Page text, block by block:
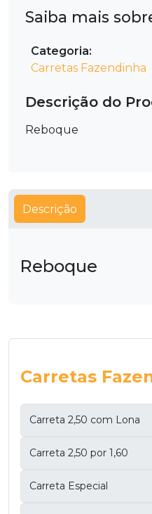
Saiba mais
Categoria:
Carretas Fazendinha
Descrição do
Reboque
Descrição
Reboque
Carretas
Carreta 2,50 com Lona
Carreta 2,50 por 1,60
Carreta Especial